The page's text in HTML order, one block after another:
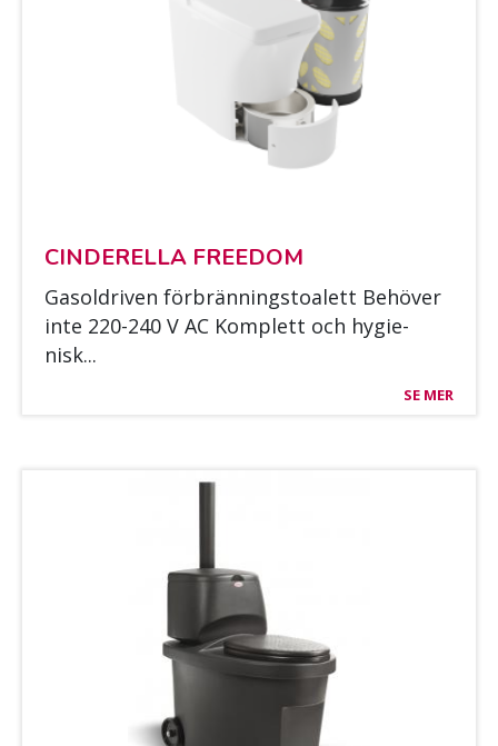
CIN­DE­REL­LA FREE­DOM
Ga­soldri­ven förbrän­nings­toa­lett Be­hö­ver
inte 220-240 V AC Komplett och hy­gie­
nisk...
SE MER